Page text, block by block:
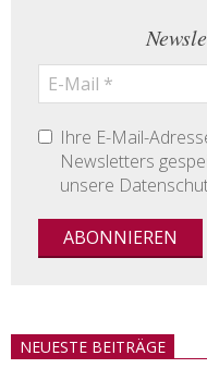
Ihre E-Mail-
Newsletters
unsere
NEUESTE BEITRÄGE